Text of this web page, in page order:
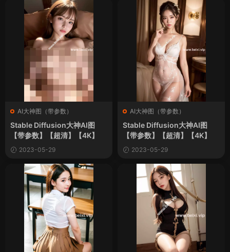
AI大神图（带参数）
Stable Diffusion大神AI图
【带参数】【超清】【4K】
2023-05-29
AI大神图（带参数）
Stable Diffusion大神AI图
【带参数】【超清】【4K】
2023-05-29